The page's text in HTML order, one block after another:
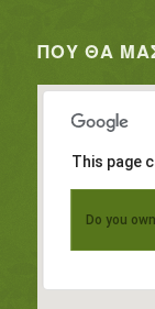
ΠΟΥ ΘΑ
This page
Do you